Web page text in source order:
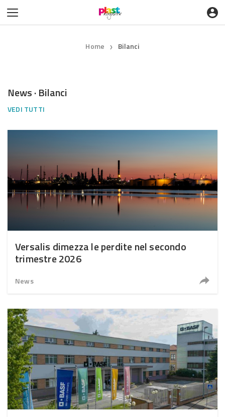
Home ❯ Bilanci
News · Bilanci
VEDI TUTTI
Versalis dimezza le perdite nel secondo
trimestre 2026
News